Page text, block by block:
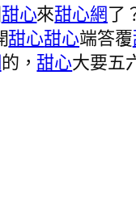
甜心來甜心網了
甜心甜心端答覆
的，甜心大要五